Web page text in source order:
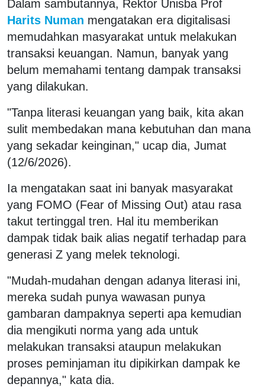
Dalam sambutannya, Rektor Unisba Prof
Harits Numan mengatakan era digitalisasi
memudahkan masyarakat untuk melakukan
transaksi keuangan. Namun, banyak yang
belum memahami tentang dampak transaksi
yang dilakukan.
"Tanpa literasi keuangan yang baik, kita akan
sulit membedakan mana kebutuhan dan mana
yang sekadar keinginan," ucap dia, Jumat
(12/6/2026).
Ia mengatakan saat ini banyak masyarakat
yang FOMO (Fear of Missing Out) atau rasa
takut tertinggal tren. Hal itu memberikan
dampak tidak baik alias negatif terhadap para
generasi Z yang melek teknologi.
"Mudah-mudahan dengan adanya literasi ini,
mereka sudah punya wawasan punya
gambaran dampaknya seperti apa kemudian
dia mengikuti norma yang ada untuk
melakukan transaksi ataupun melakukan
proses peminjaman itu dipikirkan dampak ke
depannya," kata dia.